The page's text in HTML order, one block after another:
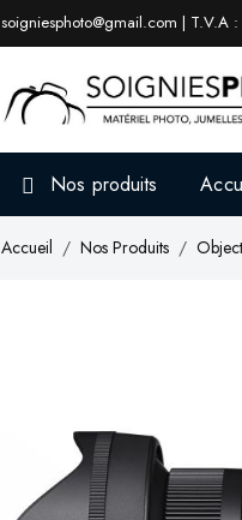
soigniesphoto@gmail.com | T.V.A
Nos produits
Accueil Nos Produits